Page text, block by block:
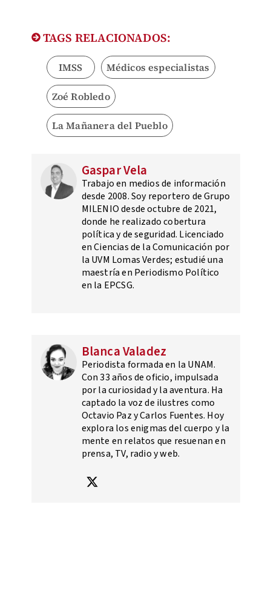
TAGS RELACIONADOS:
IMSS Médicos especialistas
Zoé Robledo
La Mañanera del Pueblo
Gaspar Vela
Trabajo en medios de información
desde 2008. Soy reportero de Grupo
MILENIO desde octubre de 2021,
donde he realizado cobertura
política y de seguridad. Licenciado
en Ciencias de la Comunicación por
la UVM Lomas Verdes; estudié una
maestría en Periodismo Político
en la EPCSG.
Blanca Valadez
Periodista formada en la UNAM.
Con 33 años de oficio, impulsada
por la curiosidad y la aventura. Ha
captado la voz de ilustres como
Octavio Paz y Carlos Fuentes. Hoy
explora los enigmas del cuerpo y la
mente en relatos que resuenan en
prensa, TV, radio y web.